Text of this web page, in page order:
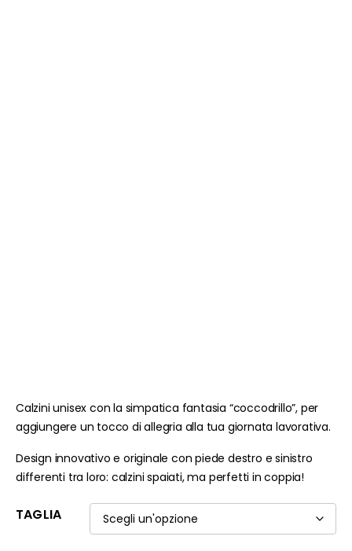
Calzini unisex con la simpatica fantasia “coccodrillo”, per
aggiungere un tocco di allegria alla tua giornata lavorativa.
Design innovativo e originale con piede destro e sinistro
differenti tra loro: calzini spaiati, ma perfetti in coppia!
TAGLIA